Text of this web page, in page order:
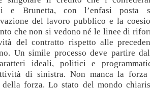
e Brunetta, con l’enfasi posta
del lavoro pubblico e la
che non si vedono né le linee di
del contratto rispetto alle
Un simile processo deve partire
ideali, politici e
di sinistra. Non manca la
della forza. Lo stato del mondo